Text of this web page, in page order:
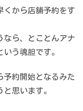
くから店舗予約をす
なら、とことんアナ
う魂胆です。
予約開始となるみた
思います。